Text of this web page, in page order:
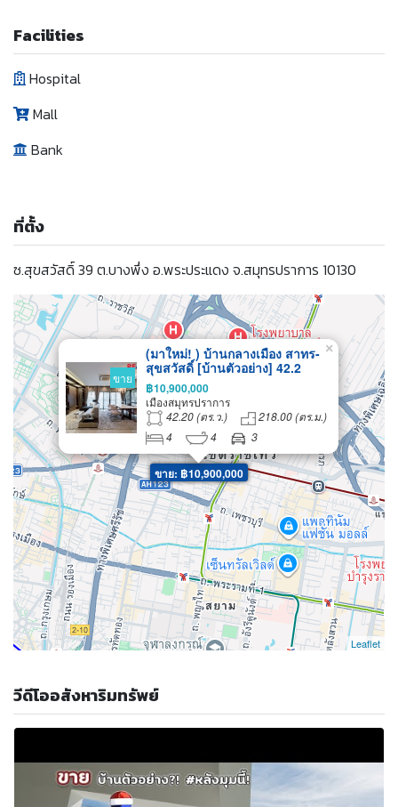
Facilities
Hospital
Mall
Bank
ที่ตั้ง
ซ.สุขสวัสดิ์ 39 ต.บางพึ่ง อ.พระประแดง จ.สมุทรปราการ 10130
ขาย: ฿10,900,000
ขาย
(มาใหม่! ) บ้านกลางเมือง สาทร-
สุขสวัสดิ์ [บ้านตัวอย่าง] 42.2
ตร.วา 218 ตร.ม. 4 ห้องนอน 4
ห้องน้ำ + 1 ห้องทำงาน 3-4 ที่จอด
รถ
฿10,900,000
เมืองสมุทรปราการ
42.20 (ตร.ว.)
218.00 (ตร.ม.)
4
4 3
×
Leaflet
วีดีโออสังหาริมทรัพย์